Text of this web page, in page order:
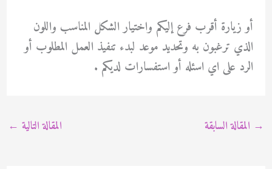
أو زيارة أقرب فرع إليكم واختيار الشكل المناسب واللون
الذي ترغبون به وتحديد موعد لبدء تنفيذ العمل المطلوب أو
الرد على اي اسئله أو استفسارات لديكم .
→ المقالة السابقة المقالة التالية ←